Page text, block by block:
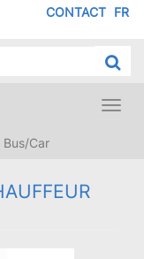
FR
CONTACT
Car